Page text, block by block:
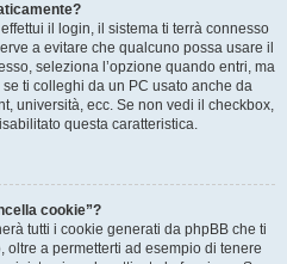
il login, il sistema ti terrà connesso
a evitare che qualcuno possa usare il
seleziona l’opzione quando entri, ma
ti colleghi da un PC usato anche da
università, ecc. Se non vedi il checkbox,
questa caratteristica.
cookie”?
tutti i cookie generati da phpBB che ti
a permetterti ad esempio di tenere